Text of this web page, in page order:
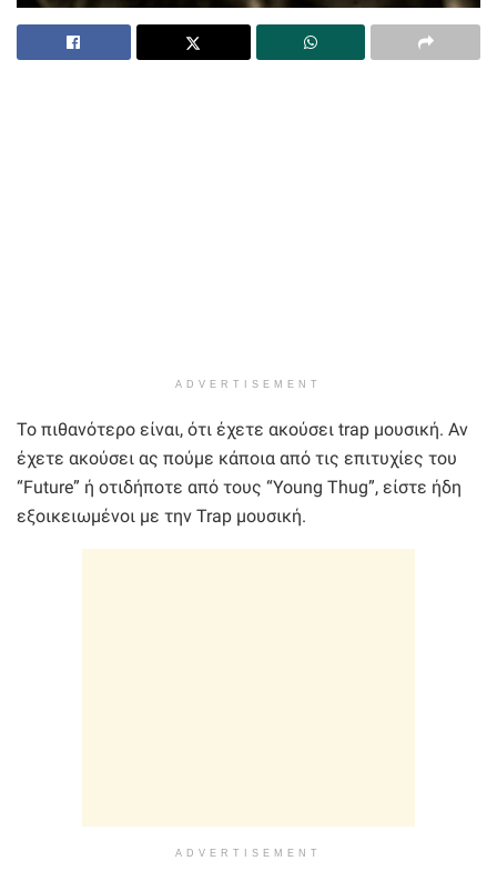
ADVERTISEMENT
Το πιθανότερο είναι, ότι έχετε ακούσει trap μουσική. Αν
έχετε ακούσει ας πούμε κάποια από τις επιτυχίες του
“Future” ή οτιδήποτε από τους “Young Thug”, είστε ήδη
εξοικειωμένοι με την Trap μουσική.
ADVERTISEMENT